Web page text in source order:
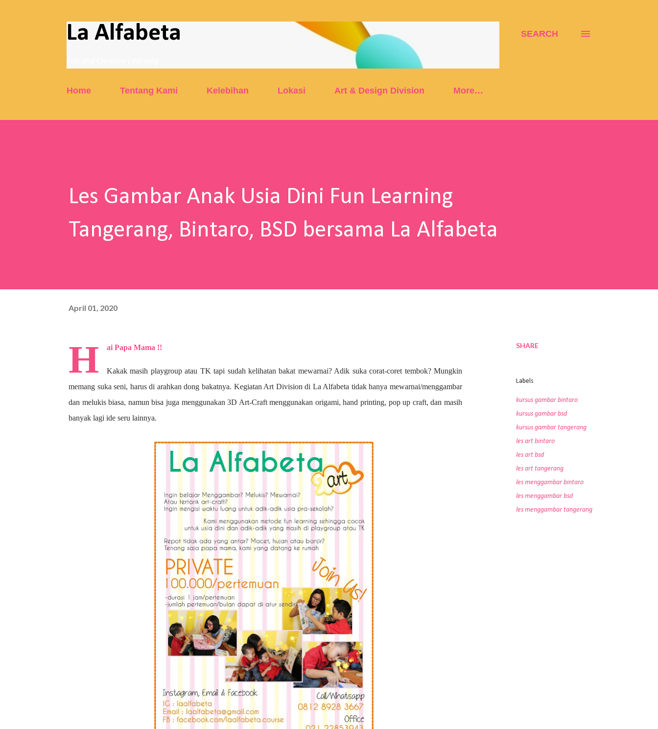
La Alfabeta SEARCH
Home Tentang Kami Kelebihan Lokasi Art & Design Division More…
Les Gambar Anak Usia Dini Fun Learning
Tangerang, Bintaro, BSD bersama La Alfabeta
April 01, 2020
H ai Papa Mama !!
Kakak masih playgroup atau TK tapi sudah kelihatan bakat mewarnai? Adik suka corat-coret tembok? Mungkin
memang suka seni, harus di arahkan dong bakatnya. Kegiatan Art Division di La Alfabeta tidak hanya mewarnai/menggambar
dan melukis biasa, namun bisa juga menggunakan 3D Art-Craft menggunakan origami, hand printing, pop up craft, dan masih
banyak lagi ide seru lainnya.
SHARE
Labels
kursus gambar bintaro
kursus gambar bsd
kursus gambar tangerang
les art bintaro
les art bsd
les art tangerang
les menggambar bintaro
les menggambar bsd
les menggambar tangerang